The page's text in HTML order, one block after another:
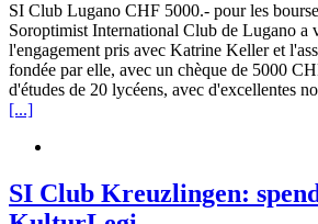
SI Club Lugano CHF 5000.- pour les
Soroptimist International Club de Lugano a
l'engagement pris avec Katrine Keller et
fondée par elle, avec un chèque de 5000
d'études de 20 lycéens, avec d'excellentes
[...]
SI Club Kreuzlingen: